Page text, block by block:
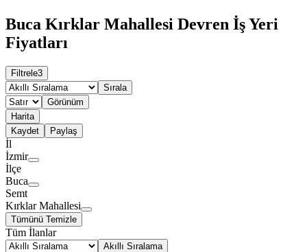
Buca Kırklar Mahallesi Devren İş Yeri
Fiyatları
Filtrele3
Sırala
Görünüm
Harita
Kaydet
Paylaş
İl
İzmir
İlçe
Buca
Semt
Kırklar Mahallesi
Tümünü Temizle
Tüm İlanlar
Akıllı Sıralama